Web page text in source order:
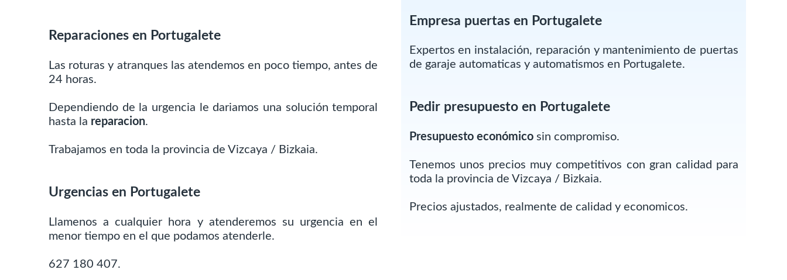
Reparaciones en Portugalete
Las roturas y atranques las atendemos en poco tiempo, antes de
24 horas.
Dependiendo de la urgencia le dariamos una solución temporal
hasta la reparacion.
Trabajamos en toda la provincia de Vizcaya / Bizkaia.
Urgencias en Portugalete
Llamenos a cualquier hora y atenderemos su urgencia en el
menor tiempo en el que podamos atenderle.
627 180 407.
Empresa puertas en Portugalete
Expertos en instalación, reparación y mantenimiento de puertas
de garaje automaticas y automatismos en Portugalete.
Pedir presupuesto en Portugalete
Presupuesto económicosin compromiso.
Tenemos unos precios muy competitivos con gran calidad para
toda la provincia de Vizcaya / Bizkaia.
Precios ajustados, realmente de calidad y economicos.